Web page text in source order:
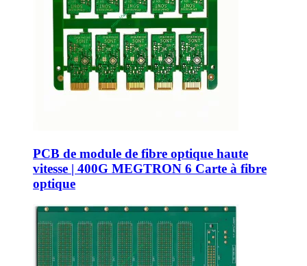
PCB de module de fibre optique haute
vitesse | 400G MEGTRON 6 Carte à fibre
optique